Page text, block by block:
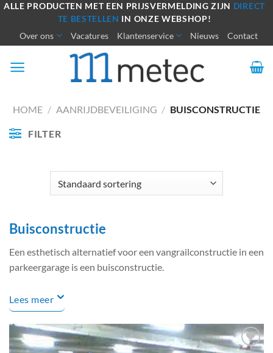
Ga
inhoud
ALLE PRODUCTEN MET EEN PRIJSVERMELDING ZIJN DIRECT
TE BESTELLEN IN ONZE WEBSHOP!
Over ons Vacatures Klantenservice Nieuws Contact
HOME / AANRIJDBEVEILIGING / BUISCONSTRUCTIE
FILTER
Buisconstructie
Een esthetisch alternatief voor een vangrailconstructie in een
parkeergarage is een buisconstructie.
Lees meer